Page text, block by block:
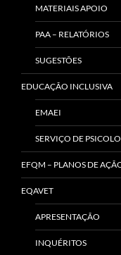
MATERIAIS APOIO
PAA – RELATÓRIOS
SUGESTÕES
EDUCAÇÃO INCLUSIVA
EMAEI
SERVIÇO DE
EFQM – PLANOS DE
EQAVET
APRESENTAÇÃO
INQUÉRITOS